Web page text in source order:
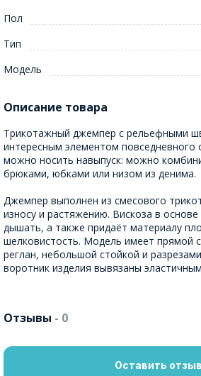
Пол
Тип
Модель
Описание товара
Трикотажный джемпер с рельефными
интересным элементом повседневного
можно носить навыпуск: можно
брюками, юбками или низом из денима.
Джемпер выполнен из смесового
износу и растяжению. Вискоза в
дышать, а также придаёт материалу
шелковистость. Модель имеет прямой
реглан, небольшой стойкой и
воротник изделия вывязаны
Отзывы - 0
Оставить отзыв